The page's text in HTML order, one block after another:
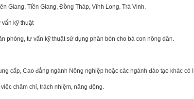
Giang, Tiền Giang, Đồng Tháp, Vĩnh Long, Trà Vinh.
kỹ thuật
phòng, tư vấn kỹ thuật sử dụng phân bón cho bà con nông dân.
cấp, Cao đẳng ngành Nông nghiệp hoặc các ngành đào tạo khác có
chăm chỉ, trách nhiệm, năng động.